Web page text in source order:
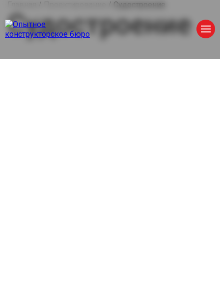
/ / Судостроение
Судостроение